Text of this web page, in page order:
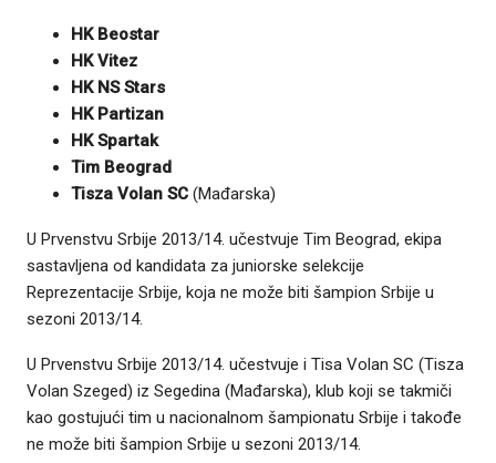
HK Beostar
HK Vitez
HK NS Stars
HK Partizan
HK Spartak
Tim Beograd
Tisza Volan SC (Mađarska)
U Prvenstvu Srbije 2013/14. učestvuje Tim Beograd, ekipa
sastavljena od kandidata za juniorske selekcije
Reprezentacije Srbije, koja ne može biti šampion Srbije u
sezoni 2013/14.
U Prvenstvu Srbije 2013/14. učestvuje i Tisa Volan SC (Tisza
Volan Szeged) iz Segedina (Mađarska), klub koji se takmiči
kao gostujući tim u nacionalnom šampionatu Srbije i takođe
ne može biti šampion Srbije u sezoni 2013/14.